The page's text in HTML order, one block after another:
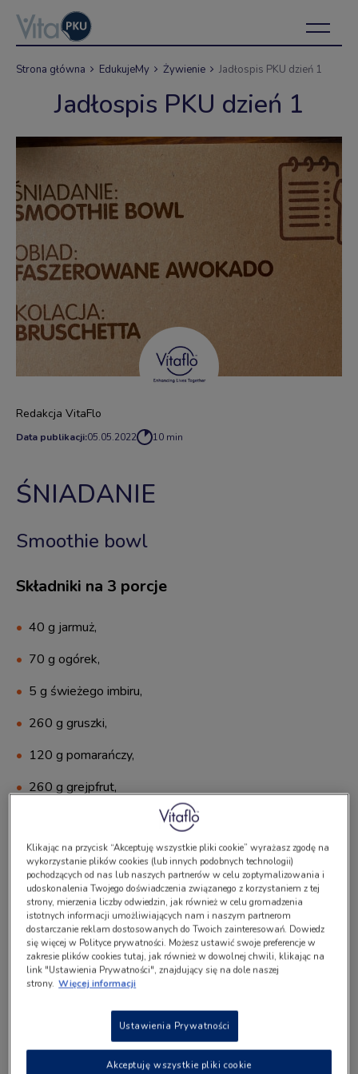
Strona główna EdukujeMy Żywienie Jadłospis PKU dzień 1
Jadłospis PKU dzień 1
Data publikacji:05.05.2022 10 min
Redakcja VitaFlo
ŚNIADANIE
Smoothie bowl
Składniki na 3 porcje
40 g jarmuż,
70 g ogórek,
5 g świeżego imbiru,
260 g gruszki,
120 g pomarańczy,
260 g grejpfrut,
Dodatki - ulubione świeże owoce
20 g borówka,
50 g truskawka,
2 listki świeżej mięty.
Wszystkie składniki na smoothie wydrążyć z pestek,
odciąć twarde części. Wrzucić do blendera i zmiksować na
Klikając na przycisk “Akceptuję wszystkie pliki cookie” wyrażasz zgodę na
wykorzystanie plików cookies (lub innych podobnych technologii)
pochodzących od nas lub naszych partnerów w celu zoptymalizowania i
udoskonalenia Twojego doświadczenia związanego z korzystaniem z tej
strony, mierzenia liczby odwiedzin, jak również w celu gromadzenia
istotnych informacji umożliwiających nam i naszym partnerom
dostarczanie reklam dostosowanych do Twoich zainteresowań. Dowiedz
się więcej w Polityce prywatności. Możesz ustawić swoje preferencje w
zakresie plików cookies tutaj, jak również w dowolnej chwili, klikając na
link "Ustawienia Prywatności", znajdujący się na dole naszej
strony. Więcej informacji
Ustawienia Prywatności
Akceptuję wszystkie pliki cookie